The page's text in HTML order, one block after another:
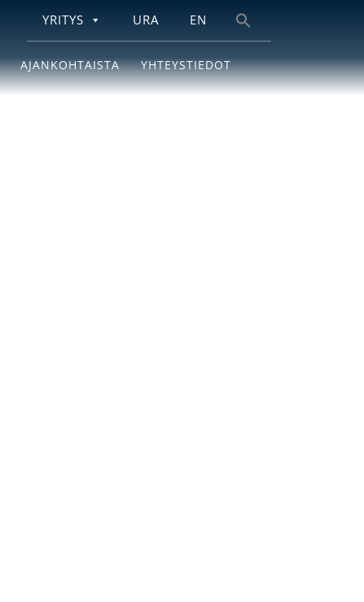
YRITYS URA EN
AJANKOHTAISTA YHTEYSTIEDOT